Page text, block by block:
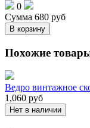
0
Сумма 680 руб
В корзину
Похожие
Ведро винтажное
1,060 руб
Нет в наличии